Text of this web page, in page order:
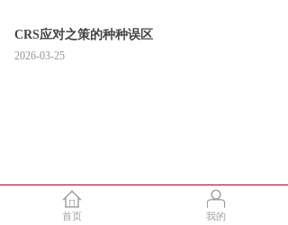
CRS应对之策的种种误区
2026-03-25
首页 我的